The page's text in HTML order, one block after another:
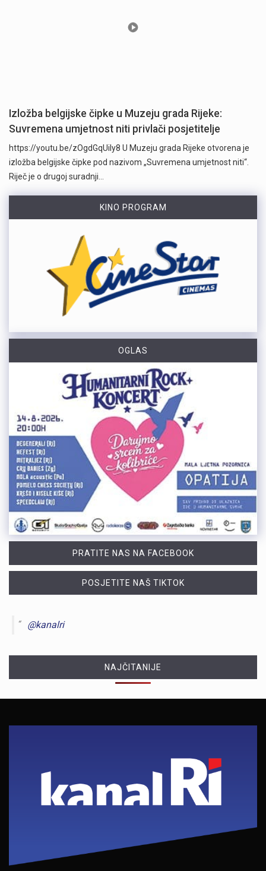
Izložba belgijske čipke u Muzeju grada Rijeke:
Suvremena umjetnost niti privlači posjetitelje
https://youtu.be/zOgdGqUily8 U Muzeju grada Rijeke otvorena je
izložba belgijske čipke pod nazivom „Suvremena umjetnost niti“.
Riječ je o drugoj suradnji…
KINO PROGRAM
OGLAS
PRATITE NAS NA FACEBOOK
POSJETITE NAŠ TIKTOK
@kanalri
NAJČITANIJE